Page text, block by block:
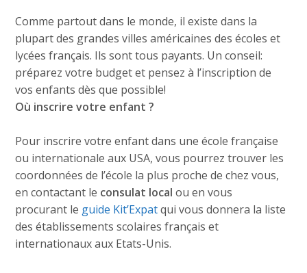
Comme partout dans le monde, il existe dans la
plupart des grandes villes américaines des écoles et
lycées français. Ils sont tous payants. Un conseil:
préparez votre budget et pensez à l’inscription de
vos enfants dès que possible!
Où inscrire votre enfant ?
Pour inscrire votre enfant dans une école française
ou internationale aux USA, vous pourrez trouver les
coordonnées de l’école la plus proche de chez vous,
en contactant le consulat local ou en vous
procurant le guide Kit’Expatqui vous donnera la liste
des établissements scolaires français et
internationaux aux Etats-Unis.